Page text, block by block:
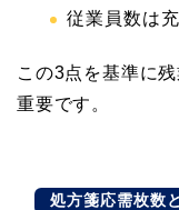
従業員数は
この3点を基準に
重要です。
処方箋応需枚数